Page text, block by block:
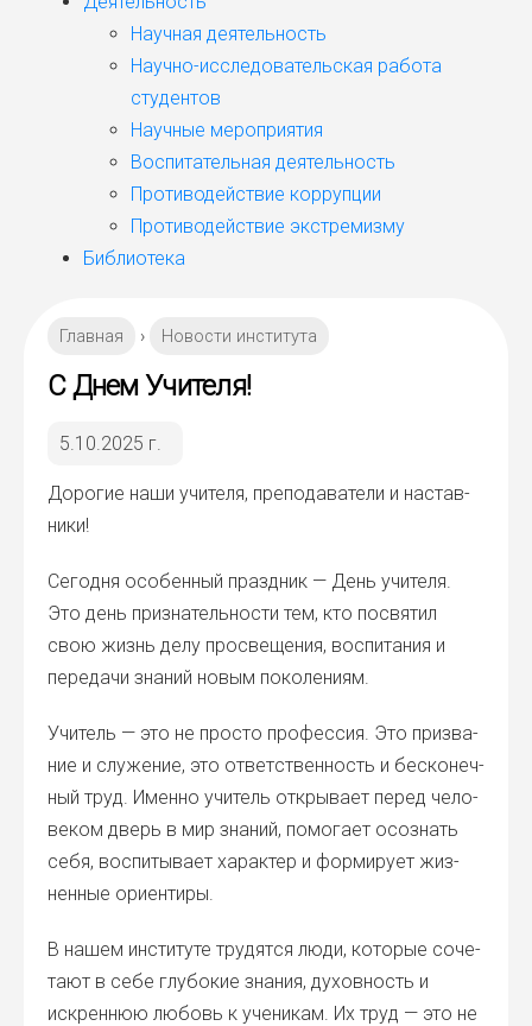
Научная деятельность
Научно-исследовательская работа
студентов
Научные мероприятия
Воспитательная деятельность
Противодействие коррупции
Противодействие экстремизму
Библиотека
Главная › Новости института
С Днем Учителя!
5.10.2025 г.
Доро­гие наши учи­те­ля, пре­по­да­ва­те­ли и настав­
ни­ки!
Сего­дня осо­бен­ный празд­ник — День учи­те­ля.
Это день при­зна­тель­но­сти тем, кто посвя­тил
свою жизнь делу про­све­ще­ния, вос­пи­та­ния и
пере­да­чи зна­ний новым поко­ле­ни­ям.
Учи­тель — это не про­сто про­фес­сия. Это при­зва­
ние и слу­же­ние, это ответ­ствен­ность и бес­ко­неч­
ный труд. Имен­но учи­тель откры­ва­ет перед чело­
ве­ком дверь в мир зна­ний, помо­га­ет осо­знать
себя, вос­пи­ты­ва­ет харак­тер и фор­ми­ру­ет жиз­
нен­ные ори­ен­ти­ры.
В нашем инсти­ту­те тру­дят­ся люди, кото­рые соче­
та­ют в себе глу­бо­кие зна­ния, духов­ность и
искрен­нюю любовь к уче­ни­кам. Их труд — это не